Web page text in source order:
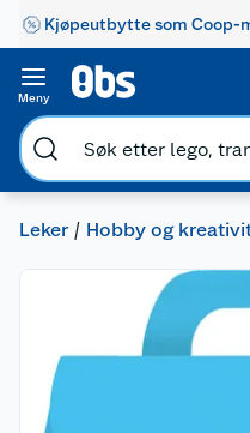
Kjøpeutbytte som Coop-
Meny
Leker Hobby og